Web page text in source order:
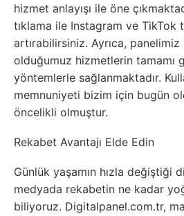
hizmet anlayışı ile öne
tıklama ile Instagram ve TikTok
artırabilirsiniz. Ayrıca,
olduğumuz hizmetlerin tamamı
yöntemlerle sağlanmaktadır.
memnuniyeti bizim için bugün
öncelikli olmuştur.
Rekabet Avantajı Elde Edin
Günlük yaşamın hızla değiştiği
medyada rekabetin ne kadar
biliyoruz. Digitalpanel.com.tr,